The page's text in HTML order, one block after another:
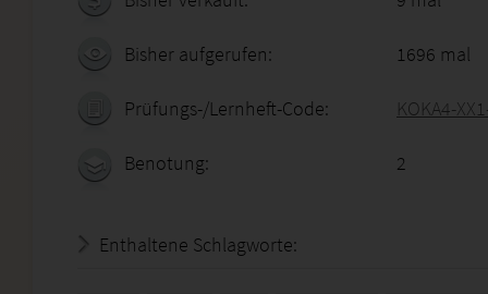
Bisher aufgerufen: 1696 mal
Prüfungs-/Lernheft-Code: KOKA4-
Benotung: 2
Enthaltene Schlagworte: